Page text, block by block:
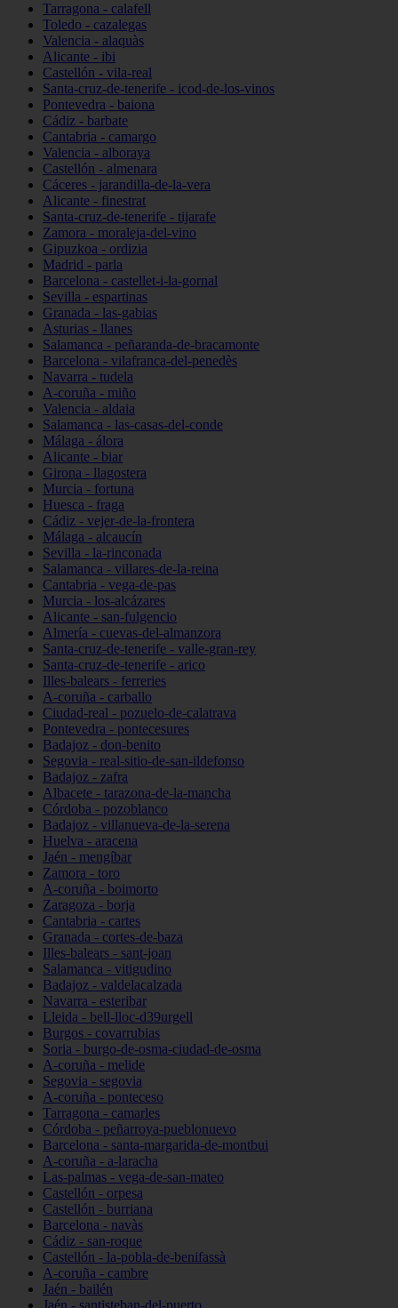
Tarragona - calafell
Toledo - cazalegas
Valencia - alaquàs
Alicante - ibi
Castellón - vila-real
Santa-cruz-de-tenerife - icod-de-los-vinos
Pontevedra - baiona
Cádiz - barbate
Cantabria - camargo
Valencia - alboraya
Castellón - almenara
Cáceres - jarandilla-de-la-vera
Alicante - finestrat
Santa-cruz-de-tenerife - tijarafe
Zamora - moraleja-del-vino
Gipuzkoa - ordizia
Madrid - parla
Barcelona - castellet-i-la-gornal
Sevilla - espartinas
Granada - las-gabias
Asturias - llanes
Salamanca - peñaranda-de-bracamonte
Barcelona - vilafranca-del-penedès
Navarra - tudela
A-coruña - miño
Valencia - aldaia
Salamanca - las-casas-del-conde
Málaga - álora
Alicante - biar
Girona - llagostera
Murcia - fortuna
Huesca - fraga
Cádiz - vejer-de-la-frontera
Málaga - alcaucín
Sevilla - la-rinconada
Salamanca - villares-de-la-reina
Cantabria - vega-de-pas
Murcia - los-alcázares
Alicante - san-fulgencio
Almería - cuevas-del-almanzora
Santa-cruz-de-tenerife - valle-gran-rey
Santa-cruz-de-tenerife - arico
Illes-balears - ferreries
A-coruña - carballo
Ciudad-real - pozuelo-de-calatrava
Pontevedra - pontecesures
Badajoz - don-benito
Segovia - real-sitio-de-san-ildefonso
Badajoz - zafra
Albacete - tarazona-de-la-mancha
Córdoba - pozoblanco
Badajoz - villanueva-de-la-serena
Huelva - aracena
Jaén - mengíbar
Zamora - toro
A-coruña - boimorto
Zaragoza - borja
Cantabria - cartes
Granada - cortes-de-baza
Illes-balears - sant-joan
Salamanca - vitigudino
Badajoz - valdelacalzada
Navarra - esteribar
Lleida - bell-lloc-d39urgell
Burgos - covarrubias
Soria - burgo-de-osma-ciudad-de-osma
A-coruña - melide
Segovia - segovia
A-coruña - ponteceso
Tarragona - camarles
Córdoba - peñarroya-pueblonuevo
Barcelona - santa-margarida-de-montbui
A-coruña - a-laracha
Las-palmas - vega-de-san-mateo
Castellón - orpesa
Castellón - burriana
Barcelona - navàs
Cádiz - san-roque
Castellón - la-pobla-de-benifassà
A-coruña - cambre
Jaén - bailén
Jaén - santisteban-del-puerto